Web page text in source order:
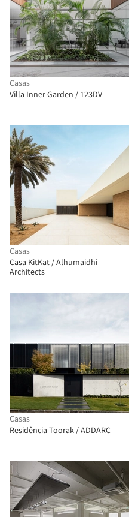
Casas
Villa Inner Garden / 123DV
Casas
Casa KitKat / Alhumaidhi
Architects
Casas
Residência Toorak / ADDARC